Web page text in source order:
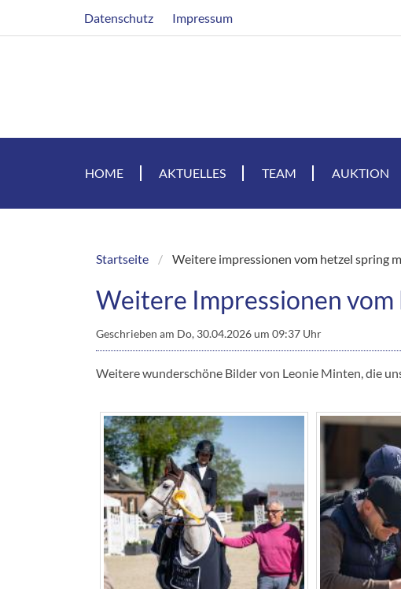
Datenschutz Impressum
HOME AKTUELLES TEAM AUKTION
Breadcrumb
Startseite Weitere impressionen vom hetzel spring
Weitere Impressionen
Geschrieben am Do, 30.04.2026 um 09:37 Uhr
Weitere wunderschöne Bilder von Leonie Minten, die